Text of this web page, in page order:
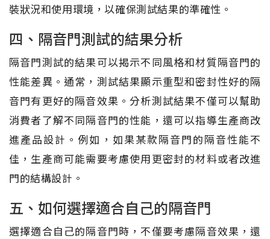
裝狀況和使用環境，以確保測試結果的準確性。
四、隔音門測試的結果分析
隔音門測試的結果可以揭示不同風格和材質隔音門的
性能差異。通常，測試結果顯示重型和密封性好的隔
音門有更好的隔音效果。分析測試結果不僅可以幫助
消費者了解不同隔音門的性能，還可以指導生產商改
進產品設計。例如，如果某款隔音門的隔音性能不
佳，生產商可能需要考慮使用更密封的材料或者改進
門的結構設計。
五、如何選擇適合自己的隔音門
選擇適合自己的隔音門時，不僅要考慮隔音效果，還